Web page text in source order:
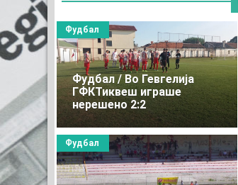
Фудбал / Во Гевгелија
ГФКТиквеш играше
нерешено 2:2
Фудбал
Фудбал